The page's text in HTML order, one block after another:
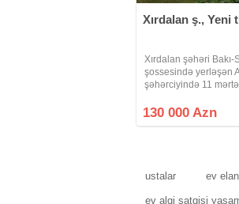
Xırdalan ş., Yeni
Xırdalan şəhəri Bakı-
şossesində yerləşən
şəhərciyində 11
qanuni 3 otaqlı təmirli,
130 000 Azn
ustalar ev
ev alqi satqisi